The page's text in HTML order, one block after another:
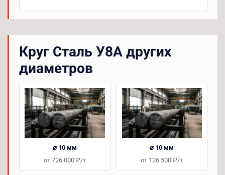
Круг Сталь У8А других
диаметров
⌀ 10 мм
от 726 000 ₽/т
⌀ 10 мм
от 126 500 ₽/т